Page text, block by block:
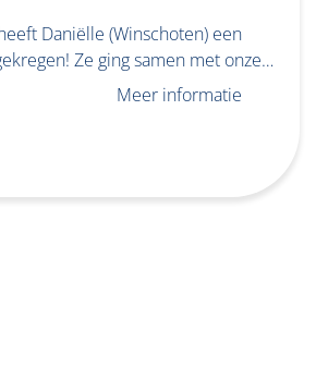
Daniëlle (Winschoten) een
Ze ging samen met onze…
Meer informatie